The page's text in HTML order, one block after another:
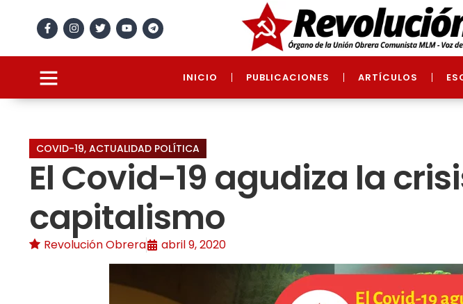
INICIO PUBLICACIONES ARTÍCULOS
COVID-19, ACTUALIDAD POLÍTICA
El Covid-19 agudiza la
capitalismo
Revolución Obrera abril 9, 2020